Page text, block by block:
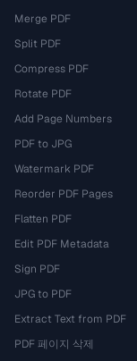
Merge PDF
Split PDF
Compress PDF
Rotate PDF
Add Page Numbers
PDF to JPG
Watermark PDF
Reorder PDF Pages
Flatten PDF
Edit PDF Metadata
Sign PDF
JPG to PDF
Extract Text from PDF
PDF 페이지 삭제